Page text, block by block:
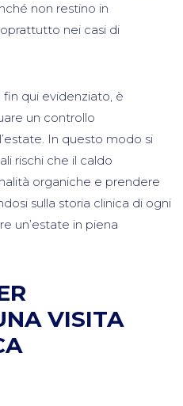
non restino in
nei casi di
qui evidenziato, è
un controllo
In questo modo si
rischi che il caldo
organiche e prendere
sulla storia clinica di ogni
un’estate in piena
VISITA